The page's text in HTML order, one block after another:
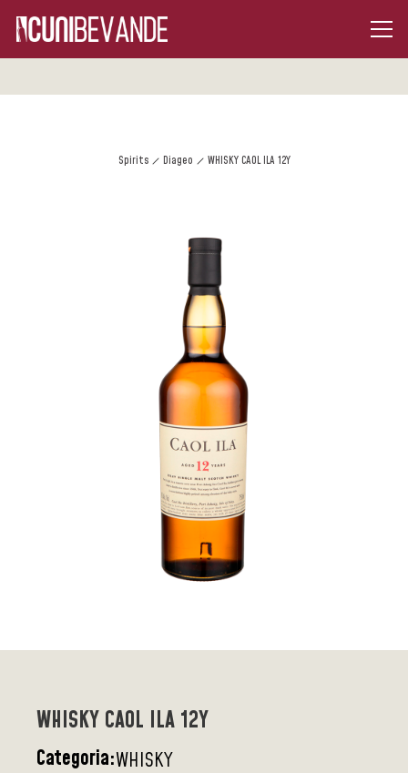
Spirits Diageo WHISKY CAOL ILA 12Y
WHISKY CAOL ILA 12Y
Categoria:WHISKY